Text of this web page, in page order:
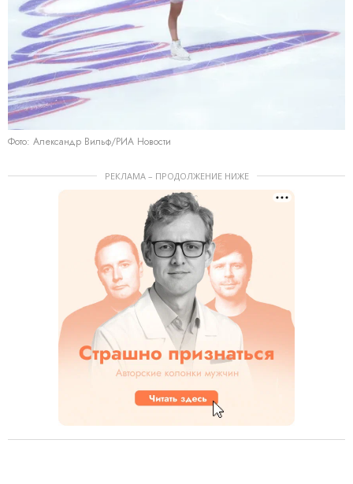
Фото: Александр Вильф/РИА Новости
РЕКЛАМА – ПРОДОЛЖЕНИЕ НИЖЕ